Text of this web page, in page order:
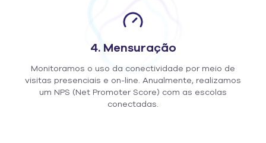
4. Mensuração
Monitoramos o uso da conectividade por meio de
visitas presenciais e on-line. Anualmente, realizamos
um NPS (Net Promoter Score) com as escolas
conectadas.